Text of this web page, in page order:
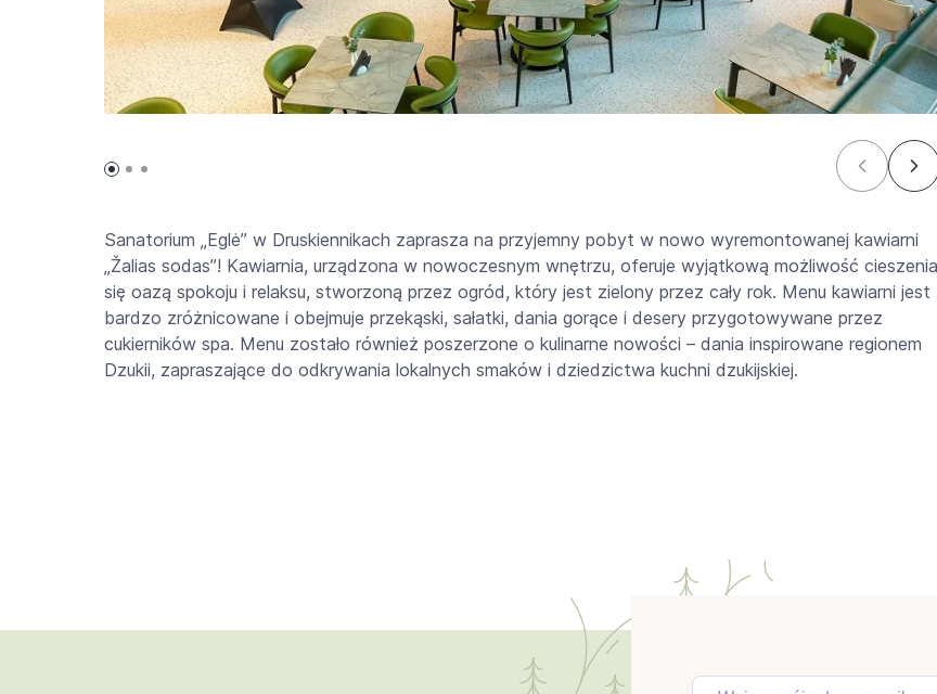
Sanatorium „Eglė” w Druskiennikach zaprasza na przyjemny pobyt w nowo wyremontowanej kawiarni
„Žalias sodas”! Kawiarnia, urządzona w nowoczesnym wnętrzu, oferuje wyjątkową możliwość cieszenia
się oazą spokoju i relaksu, stworzoną przez ogród, który jest zielony przez cały rok. Menu kawiarni jest
bardzo zróżnicowane i obejmuje przekąski, sałatki, dania gorące i desery przygotowywane przez
cukierników spa. Menu zostało również poszerzone o kulinarne nowości – dania inspirowane regionem
Dzukii, zapraszające do odkrywania lokalnych smaków i dziedzictwa kuchni dzukijskiej.